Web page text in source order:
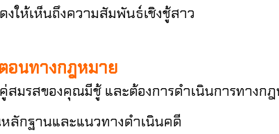
เห็นถึงความสัมพันธ์เชิงชู้สาว
นทางกฎหมาย
ของคุณมีชู้ และต้องการดำเนินการทางกฎ
หลักฐานและแนวทางดำเนินคดี